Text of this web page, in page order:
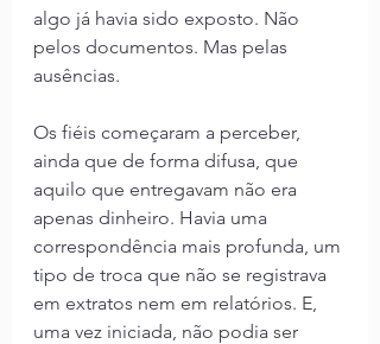
algo já havia sido exposto. Não
pelos documentos. Mas pelas
ausências.
Os fiéis começaram a perceber,
ainda que de forma difusa, que
aquilo que entregavam não era
apenas dinheiro. Havia uma
correspondência mais profunda, um
tipo de troca que não se registrava
em extratos nem em relatórios. E,
uma vez iniciada, não podia ser